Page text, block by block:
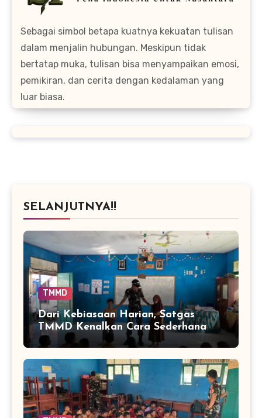
Sebagai simbol betapa kuatnya kekuatan tulisan
dalam menjalin hubungan. Meskipun tidak
bertatap muka, tulisan bisa menyampaikan emosi,
pemikiran, dan cerita dengan kedalaman yang
luar biasa.
SELANJUTNYA!!
TMMD
Dari Kebiasaan Harian, Satgas
TMMD Kenalkan Cara Sederhana
Mencegah Penyakit Sejak Dini